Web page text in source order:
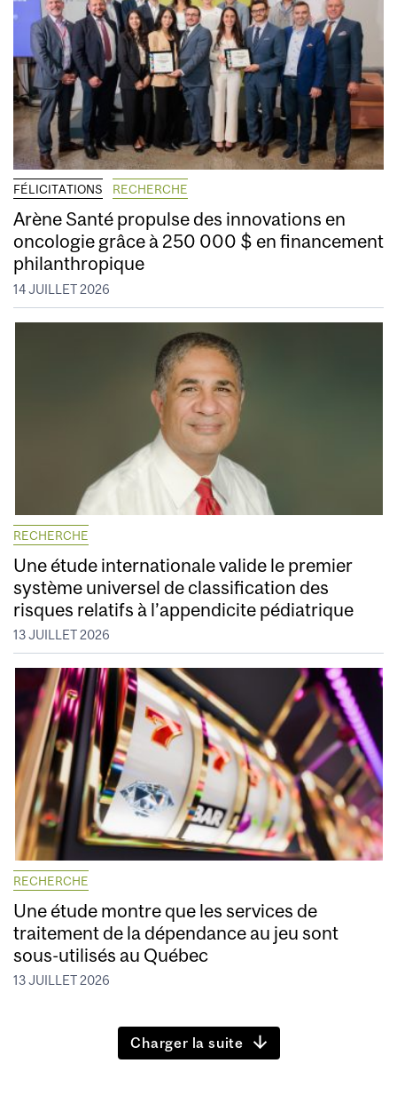
FÉLICITATIONS RECHERCHE
Arène Santé propulse des innovations en
oncologie grâce à 250 000 $ en financement
philanthropique
14 JUILLET 2026
RECHERCHE
Une étude internationale valide le premier
système universel de classification des
risques relatifs à l’appendicite pédiatrique
13 JUILLET 2026
RECHERCHE
Une étude montre que les services de
traitement de la dépendance au jeu sont
sous-utilisés au Québec
13 JUILLET 2026
Charger la suite